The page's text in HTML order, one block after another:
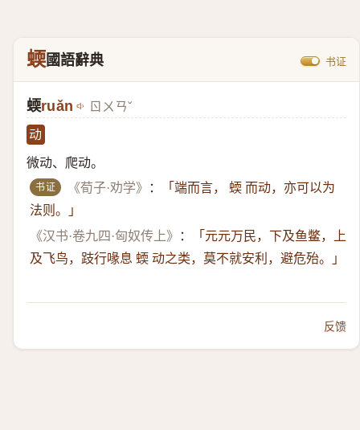
蝡國語辭典 书证
蝡ruǎn ㄖㄨㄢˇ
动
微动、爬动。
书证 《荀子·劝学》 ：
「端而言， 蝡 而动，亦可以为
法则。」
《汉书·卷九四·匈奴传上》
：
「元元万民，下及鱼鳖，上
及飞鸟，跂行喙息 蝡 动之类，莫不就安利，避危殆。」
反馈